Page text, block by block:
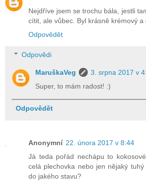
Nejdříve jsem se trochu bála, jestli
cítit, ale vůbec. Byl krásně krémový
Odpovědět
Odpovědi
MaruškaVeg
3. srpna 2017 v
Super, to mám radost! :)
Odpovědět
Anonymní 22. února 2017 v 8:44
Já teda pořád nechápu to
celá plechovka nebo jen nějaký tuhý
do jakého stavu?